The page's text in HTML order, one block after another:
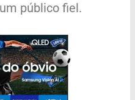
público fiel.